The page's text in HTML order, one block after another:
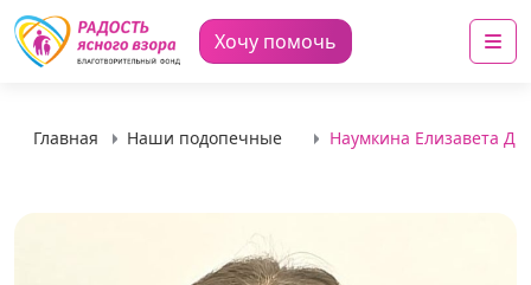
Хочу помочь
Главная Наши подопечные Наумкина Елизавета